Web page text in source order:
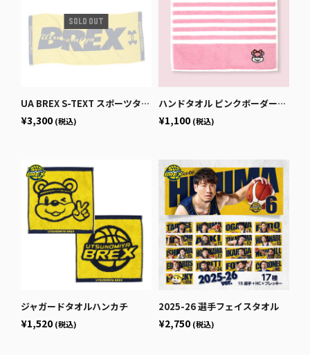
UA BREX S-TEXT スポーツタオル
¥3,300 (税込)
ハンドタオル ピンクボーダー（ベリーちゃん）
¥1,100 (税込)
ジャガードタオルハンカチ
¥1,520 (税込)
2025-26 選手フェイスタオル
¥2,750 (税込)